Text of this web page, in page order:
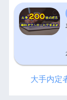
大手内定